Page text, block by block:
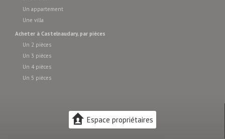
Un appartement
Une villa
acheter à Castelnaudary, par pièces
Un 2 pièces
Un 3 pièces
Un 4 pièces
Un 5 pièces
Espace propriétaires